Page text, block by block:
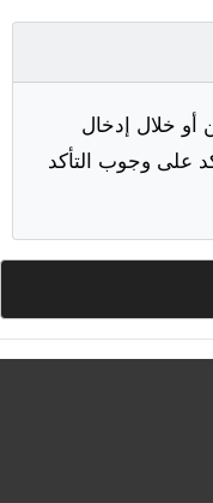
أو خلال إدخال
على وجوب التأكد